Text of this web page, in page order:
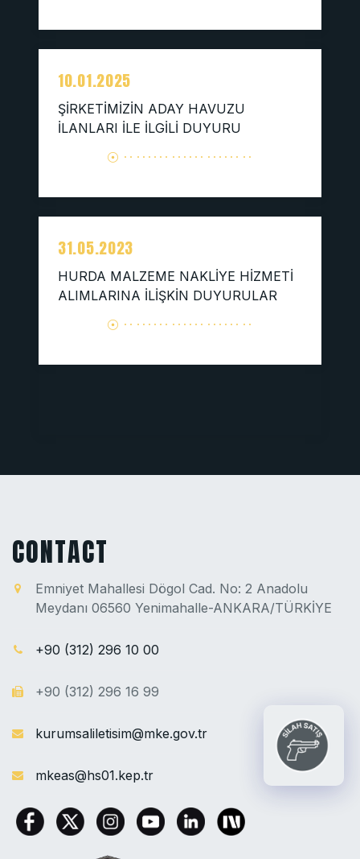
10.01.2025
ŞİRKETİMİZİN ADAY HAVUZU
İLANLARI İLE İLGİLİ DUYURU
31.05.2023
HURDA MALZEME NAKLİYE HİZMETİ
ALIMLARINA İLİŞKİN DUYURULAR
CONTACT
Emniyet Mahallesi Dögol Cad. No: 2 Anadolu
Meydanı 06560 Yenimahalle-ANKARA/TÜRKİYE
+90 (312) 296 10 00
+90 (312) 296 16 99
kurumsaliletisim@mke.gov.tr
mkeas@hs01.kep.tr